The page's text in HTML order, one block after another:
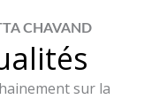
CHAVAND
sur la